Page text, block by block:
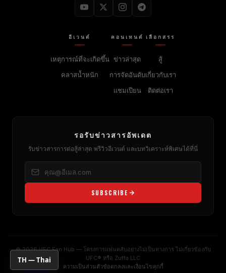
อีเวนต์
เหตุการณ์ที่จะเกิดขึ้น
คลาสน้ำหนัก
คอนเทนต์
ข่าวล่าสุด
การจัดอันดับ
แชมเปียน
เลือกสรร
สู้
เกี่ยวกับเรา
ติดต่อเรา
รอรับข่าวสารอัพเดต
รับข่าวสารการต่อสู้ล่าสุด พรีวิวอีเวนต์ และบทวิเคราะห์พิเศษได้ที่นี่
SUBSCRIBE
© 2026 UFC Fan Hub — โครงการแฟนคลับอย่างไม่เป็นทางการ ไม่เกี่ยวข้องกับ
UFC® หรือ Zuffa LLC
ความเป็นส่วนตัวข้อตกลงและเงื่อนไขคุกกี้
TH — Thai